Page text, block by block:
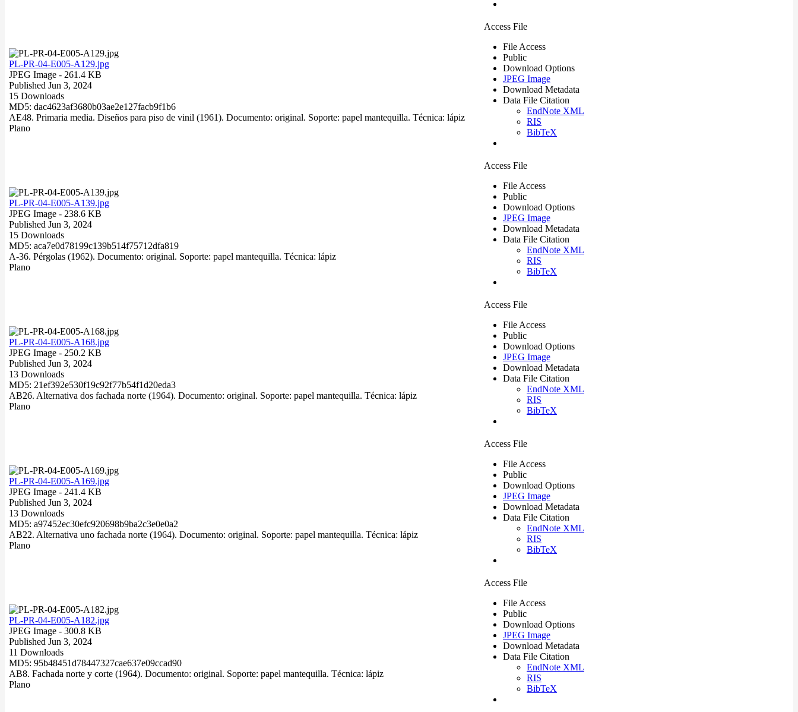
PL-PR-04-E005-A129.jpg
JPEG Image - 261.4 KB
Published Jun 3, 2024
15 Downloads
MD5: dac4623af3680b03ae2e127facb9f1b6
AE48. Primaria media. Diseños para piso de vinil (1961). Documento: original. Soporte: papel mantequilla. Técnica: lápiz
Plano
Access File
File Access
Public
Download Options
JPEG Image
Download Metadata
Data File Citation
EndNote XML
RIS
BibTeX
PL-PR-04-E005-A139.jpg
JPEG Image - 238.6 KB
Published Jun 3, 2024
15 Downloads
MD5: aca7e0d78199c139b514f75712dfa819
A-36. Pérgolas (1962). Documento: original. Soporte: papel mantequilla. Técnica: lápiz
Plano
Access File
File Access
Public
Download Options
JPEG Image
Download Metadata
Data File Citation
EndNote XML
RIS
BibTeX
PL-PR-04-E005-A168.jpg
JPEG Image - 250.2 KB
Published Jun 3, 2024
13 Downloads
MD5: 21ef392e530f19c92f77b54f1d20eda3
AB26. Alternativa dos fachada norte (1964). Documento: original. Soporte: papel mantequilla. Técnica: lápiz
Plano
Access File
File Access
Public
Download Options
JPEG Image
Download Metadata
Data File Citation
EndNote XML
RIS
BibTeX
PL-PR-04-E005-A169.jpg
JPEG Image - 241.4 KB
Published Jun 3, 2024
13 Downloads
MD5: a97452ec30efc920698b9ba2c3e0e0a2
AB22. Alternativa uno fachada norte (1964). Documento: original. Soporte: papel mantequilla. Técnica: lápiz
Plano
Access File
File Access
Public
Download Options
JPEG Image
Download Metadata
Data File Citation
EndNote XML
RIS
BibTeX
PL-PR-04-E005-A182.jpg
JPEG Image - 300.8 KB
Published Jun 3, 2024
11 Downloads
MD5: 95b48451d78447327cae637e09ccad90
AB8. Fachada norte y corte (1964). Documento: original. Soporte: papel mantequilla. Técnica: lápiz
Plano
Access File
File Access
Public
Download Options
JPEG Image
Download Metadata
Data File Citation
EndNote XML
RIS
BibTeX